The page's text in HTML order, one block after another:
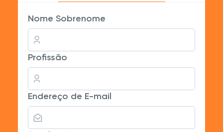
Nome Sobrenome
Profissão
Endereço de E-mail